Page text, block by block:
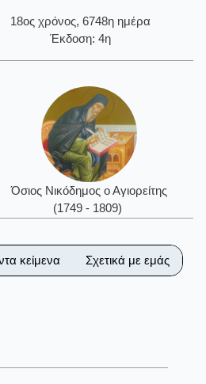
18ος χρόνος, 6748η ημέρα
Έκδοση: 4η
Όσιος Νικόδημος ο Αγιορείτης
(1749 - 1809)
κείμενα Σχετικά με εμάς